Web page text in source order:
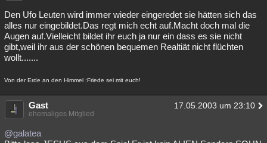
Den Ufo Leuten wird immer wieder eingeredet sie hätten sich das
alles nur eingebildet.Das regt mich echt auf.Macht doch mal die
Augen auf.Vielleicht bildet ihr euch ja nur ein dass es sie nicht
gibt,weil ihr aus der schönen bequemen Realtiät nicht flüchten
wollt.......
Von der Erde an den Himmel :Friede sei mit euch!
Gast 17.05.2003 um 23:10
ehemaliges Mitglied
@galatea